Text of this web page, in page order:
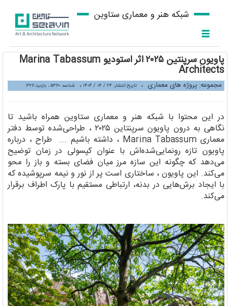
شبکه هنر و معماری ستاوین
پاویون سرپنتین ۲۰۲۵ اثر استودیو Marina Tabassum
Architects
مجموعه: پروژه های معماری ، تاریخ انتشار: ۲۴ / ۰۴ / ۱۴۰۴ ، شناسه: ۵۳۶۰ ، بازدید:۳۲۶
در این محتوا با شبکه هنر و معماری ستاوین همراه باشید تا
نگاهی به درون پاویون سرپنتاین ۲۰۲۵ ، طراحی‌شده توسط دفتر
معماری Marina Tabassum ، داشته باشیم ... طراح ، درباره
پاویون تازه‌ رونمایی‌شده‌اش با عنوان کپسولی در زمان توضیح
می‌دهد که چگونه این سازه مرز میان فضای بسته و باز را محو
می‌کند. این پاویون ، ساختاری است پر از نور و نیمه‌ سرپوشیده که
با ایجاد برش‌هایی در بدنه، ارتباطی مستقیم با پارک اطراف برقرار
می‌کند.